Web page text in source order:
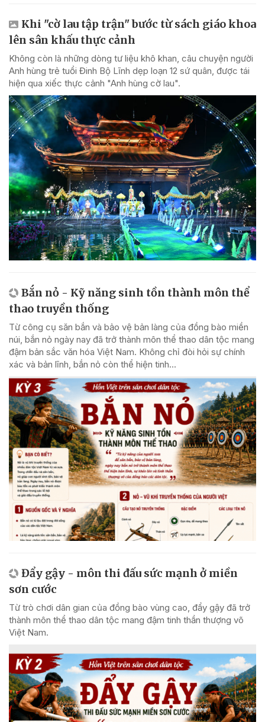
Khi "cờ lau tập trận" bước từ sách giáo khoa
lên sân khấu thực cảnh
Không còn là những dòng tư liệu khô khan, câu chuyện người
Anh hùng trẻ tuổi Đinh Bộ Lĩnh dẹp loạn 12 sứ quân, được tái
hiện qua xiếc thực cảnh "Anh hùng cờ lau".
Bắn nỏ - Kỹ năng sinh tồn thành môn thể
thao truyền thống
Từ công cụ săn bắn và bảo vệ bản làng của đồng bào miền
núi, bắn nỏ ngày nay đã trở thành môn thể thao dân tộc mang
đậm bản sắc văn hóa Việt Nam. Không chỉ đòi hỏi sự chính
xác và bản lĩnh, bắn nỏ còn thể hiện tinh...
Đẩy gậy - môn thi đấu sức mạnh ở miền
sơn cước
Từ trò chơi dân gian của đồng bào vùng cao, đẩy gậy đã trở
thành môn thể thao dân tộc mang đậm tinh thần thượng võ
Việt Nam.